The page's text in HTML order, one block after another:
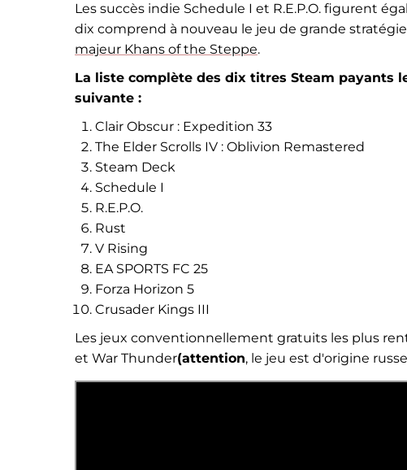
Les succès indie Schedule I et R.E.P.O. figurent
dix comprend à nouveau le jeu de grande
majeur Khans of the Steppe.
La liste complète des dix titres Steam payants
suivante :
Clair Obscur : Expedition 33
The Elder Scrolls IV : Oblivion Remastered
Steam Deck
Schedule I
R.E.P.O.
Rust
V Rising
EA SPORTS FC 25
Forza Horizon 5
Crusader Kings III
Les jeux conventionnellement gratuits les plus
et War Thunder(attention, le jeu est d'origine